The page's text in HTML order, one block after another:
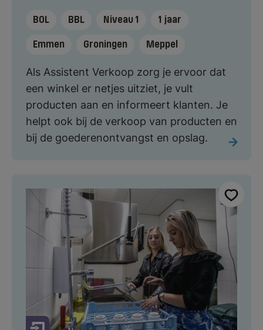
BOL BBL Niveau 1 1 jaar
Emmen Groningen Meppel
Als Assistent Verkoop zorg je ervoor dat
een winkel er netjes uitziet, je vult
producten aan en informeert klanten. Je
helpt ook bij de verkoop van producten en
bij de goederenontvangst en opslag.